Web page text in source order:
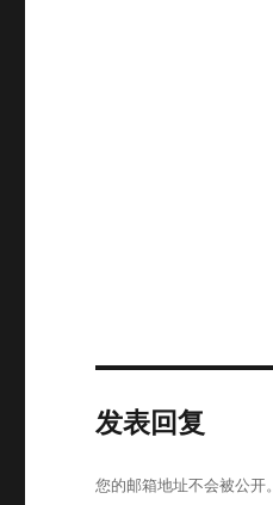
发表回复
您的邮箱地址不会被公开。